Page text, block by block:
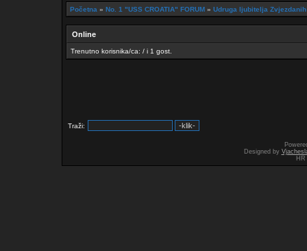
Početna » No. 1 "USS CROATIA" FORUM » Udruga ljubitelja
Online
Trenutno korisnika/ca: / i 1 gost.
Traži:
Designed by